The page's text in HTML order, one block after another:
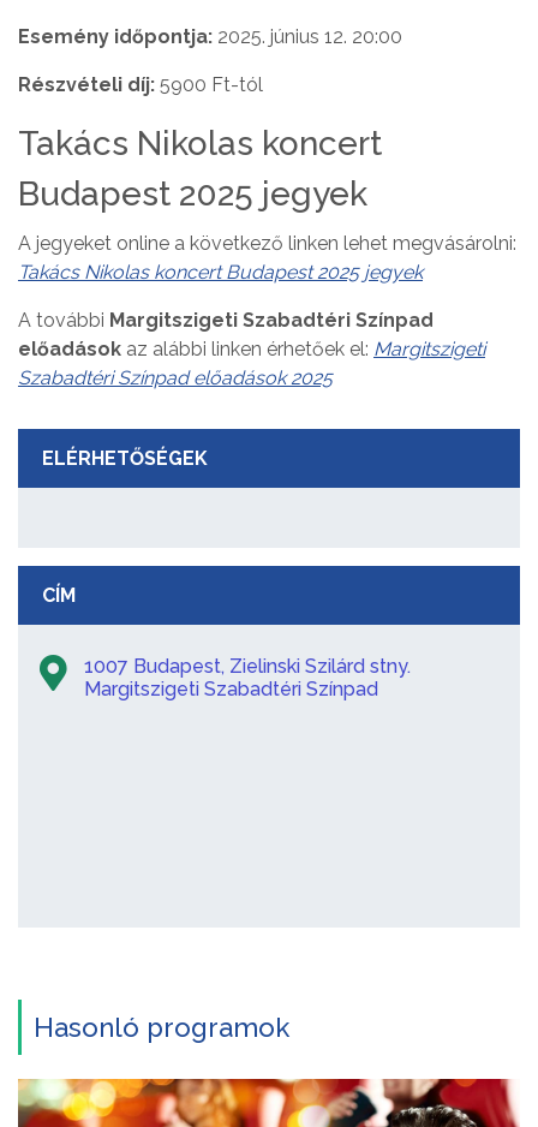
Esemény időpontja: 2025. június 12. 20:00
Részvételi díj: 5900 Ft-tól
Takács Nikolas koncert
Budapest 2025 jegyek
A jegyeket online a következő linken lehet megvásárolni:
Takács Nikolas koncert Budapest 2025 jegyek
A további Margitszigeti Szabadtéri Színpad
előadások az alábbi linken érhetőek el: Margitszigeti
Szabadtéri Színpad előadások 2025
ELÉRHETŐSÉGEK
CÍM
1007 Budapest, Zielinski Szilárd stny.
Margitszigeti Szabadtéri Színpad
Hasonló programok